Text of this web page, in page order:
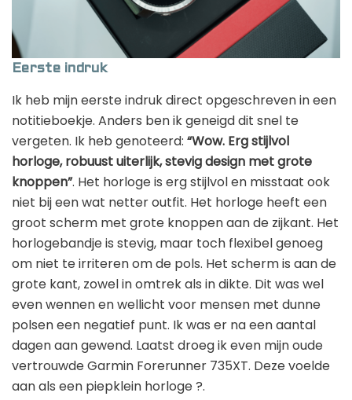
Eerste indruk
Ik heb mijn eerste indruk direct opgeschreven in een
notitieboekje. Anders ben ik geneigd dit snel te
vergeten. Ik heb genoteerd: “Wow. Erg stijlvol
horloge, robuust uiterlijk, stevig design met grote
knoppen”. Het horloge is erg stijlvol en misstaat ook
niet bij een wat netter outfit. Het horloge heeft een
groot scherm met grote knoppen aan de zijkant. Het
horlogebandje is stevig, maar toch flexibel genoeg
om niet te irriteren om de pols. Het scherm is aan de
grote kant, zowel in omtrek als in dikte. Dit was wel
even wennen en wellicht voor mensen met dunne
polsen een negatief punt. Ik was er na een aantal
dagen aan gewend. Laatst droeg ik even mijn oude
vertrouwde Garmin Forerunner 735XT. Deze voelde
aan als een piepklein horloge ?.